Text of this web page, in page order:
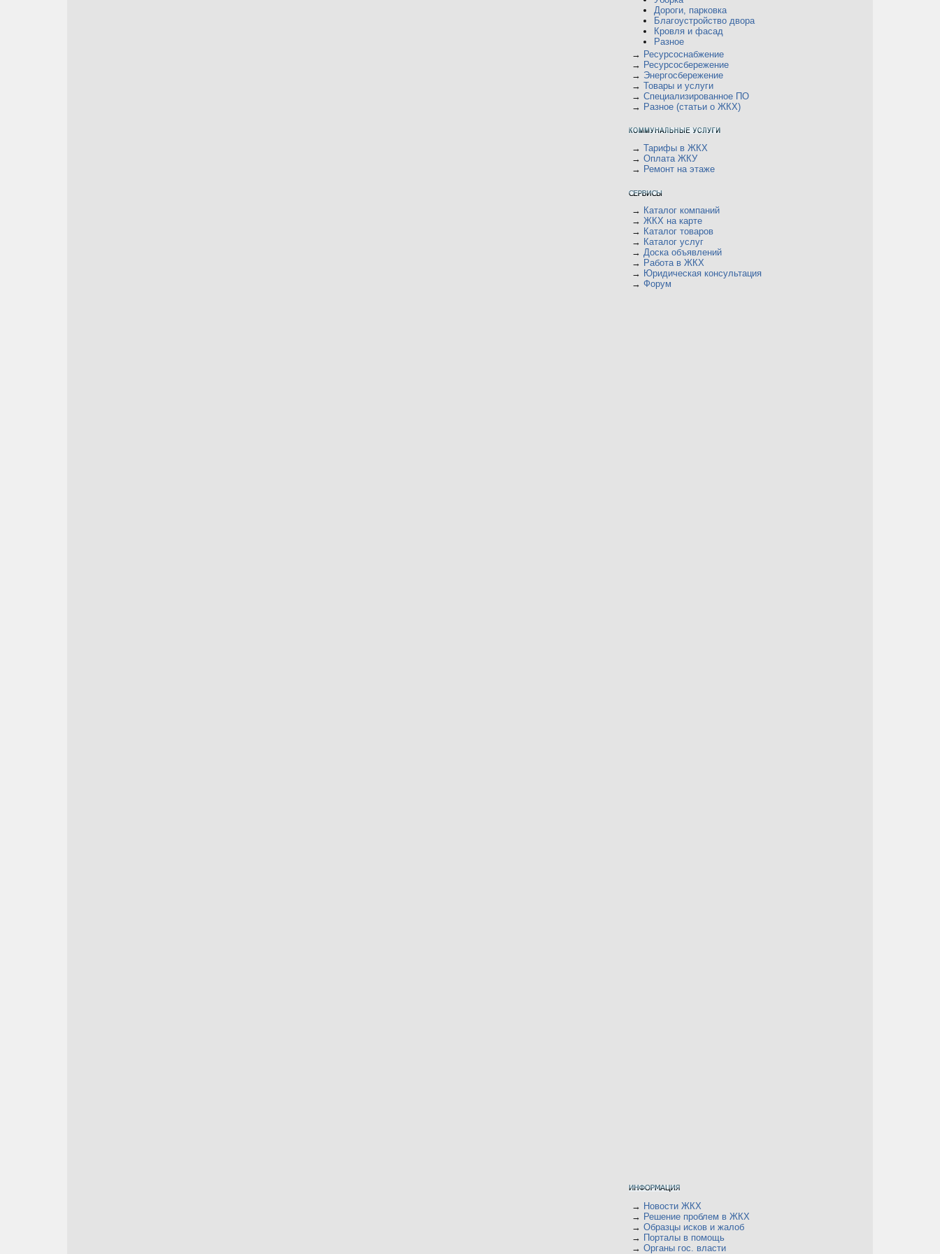
Дороги, парковка
Благоустройство двора
Кровля и фасад
Разное
→ Ресурсоснабжение
→ Ресурсосбережение
→ Энергосбережение
→ Товары и услуги
→ Специализированное ПО
→ Разное (статьи о ЖКХ)
→ Тарифы в ЖКХ
→ Оплата ЖКУ
→ Ремонт на этаже
→ Каталог компаний
→ ЖКХ на карте
→ Каталог товаров
→ Каталог услуг
→ Доска объявлений
→ Работа в ЖКХ
→ Юридическая консультация
→ Форум
→ Новости ЖКХ
→ Решение проблем в ЖКХ
→ Образцы исков и жалоб
→ Порталы в помощь
→ Органы гос. власти